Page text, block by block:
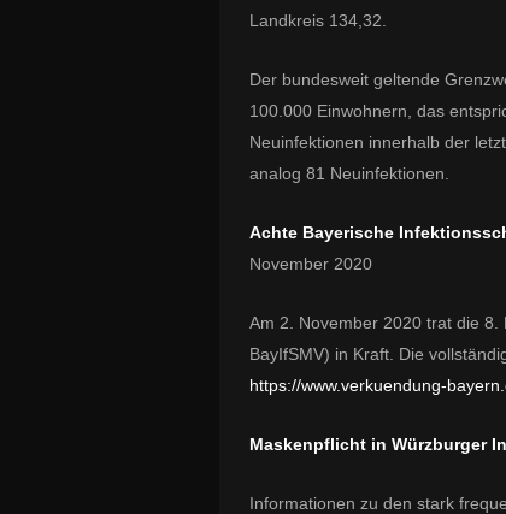
Landkreis 134,32.
Der bundesweit geltende
100.000 Einwohnern, das
Neuinfektionen innerhalb der
analog 81 Neuinfektionen.
Achte Bayerische
November 2020
Am 2. November 2020 trat die 8.
BayIfSMV) in Kraft. Die
https://www.verkuendung-
Maskenpflicht in Würzburger
Informationen zu den stark